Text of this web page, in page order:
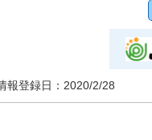
報登録日： 2020/2/28